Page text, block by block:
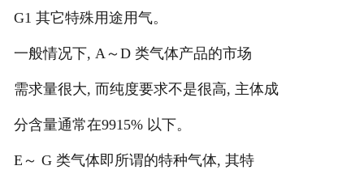
G1 其它特殊用途用气。
一般情况下, A～D 类气体产品的市场
需求量很大, 而纯度要求不是很高, 主体成
分含量通常在9915% 以下。
E～ G 类气体即所谓的特种气体, 其特